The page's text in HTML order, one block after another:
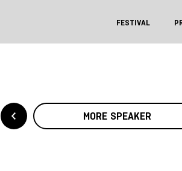
FESTIVAL
MORE SPEAKER